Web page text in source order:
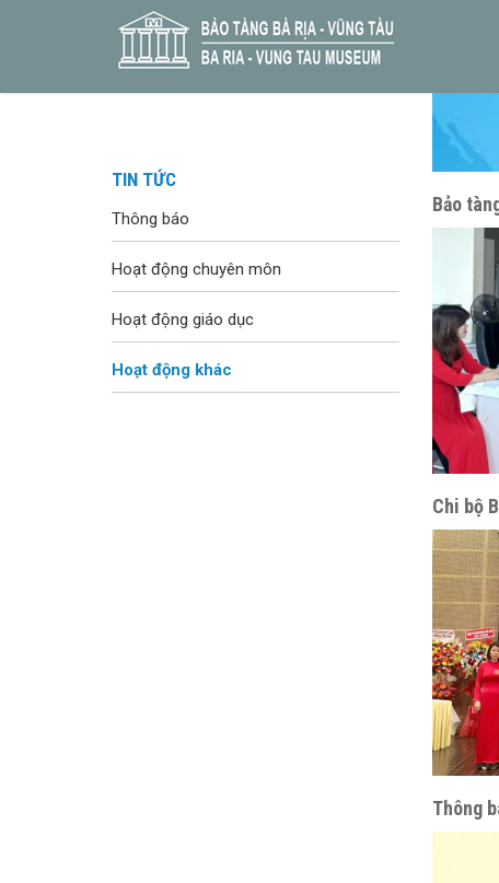
Bảo
Chi bộ
Thông
TIN TỨC
Thông báo
Hoạt động chuyên môn
Hoạt động giáo dục
Hoạt động khác